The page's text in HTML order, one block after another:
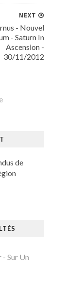
NEXT
- Nouvel
- Saturn In
Ascension -
30/11/2012
de
Sur Un